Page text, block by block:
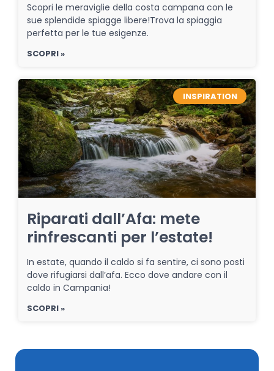
Scopri le meraviglie della costa campana con le
sue splendide spiagge libere!Trova la spiaggia
perfetta per le tue esigenze.
SCOPRI »
INSPIRATION
Riparati dall’Afa: mete
rinfrescanti per l’estate!
In estate, quando il caldo si fa sentire, ci sono posti
dove rifugiarsi dall’afa. Ecco dove andare con il
caldo in Campania!
SCOPRI »